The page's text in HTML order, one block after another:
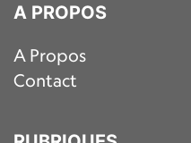
A PROPOS
A Propos
Contact